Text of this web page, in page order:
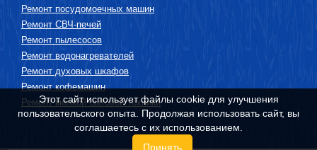
Ремонт посудомоечных машин
Ремонт СВЧ-печей
Ремонт пылесосов
Ремонт водонагревателей
Ремонт духовых шкафов
Ремонт кофемашин
Ремонт мелкой бытовой техники
Этот сайт использует файлы cookie для улучшения
пользовательского опыта. Продолжая использовать сайт, вы
соглашаетесь с их использованием.
Принять